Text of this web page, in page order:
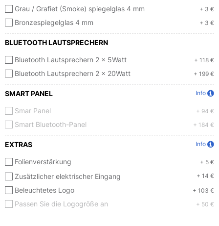
Grau / Grafiet (Smoke) spiegelglas 4 mm + 3 €
Bronzespiegelglas 4 mm + 3 €
BLUETOOTH LAUTSPRECHERN
Bluetooth Lautsprechern 2 x 5Watt + 118 €
Bluetooth Lautsprechern 2 x 20Watt + 199 €
SMART PANEL Info
Smar Panel + 94 €
Smart Bluetooth-Panel + 184 €
EXTRAS Info
Folienverstärkung + 5 €
Zusätzlicher elektrischer Eingang + 14 €
Beleuchtetes Logo + 103 €
Passen Sie die Logogröße an + 50 €